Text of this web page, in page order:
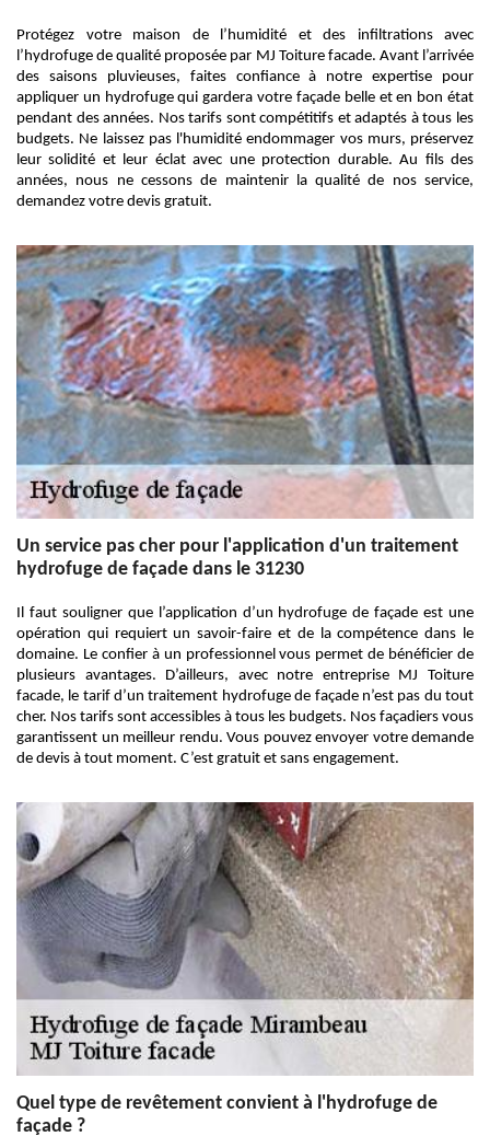
Protégez votre maison de l’humidité et des infiltrations avec
l’hydrofuge de qualité proposée par MJ Toiture facade. Avant l’arrivée
des saisons pluvieuses, faites confiance à notre expertise pour
appliquer un hydrofuge qui gardera votre façade belle et en bon état
pendant des années. Nos tarifs sont compétitifs et adaptés à tous les
budgets. Ne laissez pas l'humidité endommager vos murs, préservez
leur solidité et leur éclat avec une protection durable. Au fils des
années, nous ne cessons de maintenir la qualité de nos service,
demandez votre devis gratuit.
Un service pas cher pour l'application d'un traitement
hydrofuge de façade dans le 31230
Il faut souligner que l’application d’un hydrofuge de façade est une
opération qui requiert un savoir-faire et de la compétence dans le
domaine. Le confier à un professionnel vous permet de bénéficier de
plusieurs avantages. D’ailleurs, avec notre entreprise MJ Toiture
facade, le tarif d’un traitement hydrofuge de façade n’est pas du tout
cher. Nos tarifs sont accessibles à tous les budgets. Nos façadiers vous
garantissent un meilleur rendu. Vous pouvez envoyer votre demande
de devis à tout moment. C’est gratuit et sans engagement.
Quel type de revêtement convient à l'hydrofuge de
façade ?